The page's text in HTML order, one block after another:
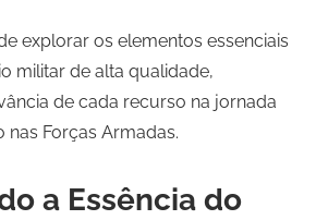
explorar os elementos essenciais
militar de alta qualidade,
de cada recurso na jornada
Forças Armadas.
a Essência do